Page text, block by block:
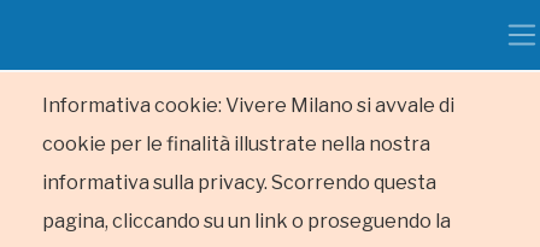
Informativa cookie: Vivere Milano si avvale di
cookie per le finalità illustrate nella nostra
informativa sulla privacy. Scorrendo questa
pagina, cliccando su un link o proseguendo la